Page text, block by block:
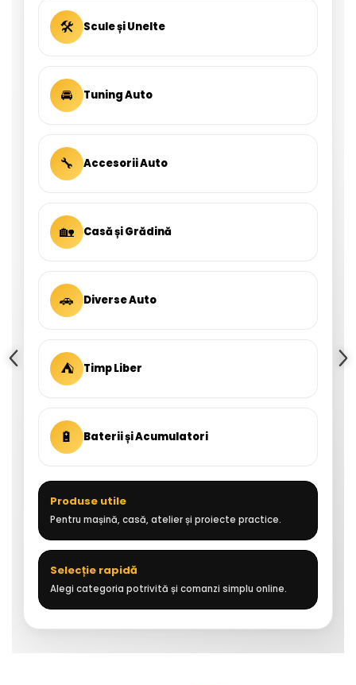
🛠 Scule și Unelte
🚘 Tuning Auto
🔧 Accesorii Auto
🏡 Casă și Grădină
🚗 Diverse Auto
⛺ Timp Liber
🔋 Baterii și Acumulatori
Produse utile
Pentru mașină, casă, atelier și proiecte practice.
Selecție rapidă
Alegi categoria potrivită și comanzi simplu online.